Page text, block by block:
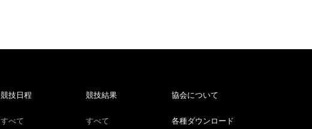
競技日程
すべて
競技結果
すべて
協会について
各種ダウンロード